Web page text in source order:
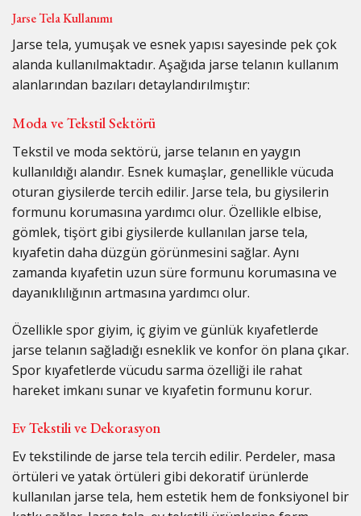
Jarse Tela Kullanımı
Jarse tela, yumuşak ve esnek yapısı sayesinde pek çok
alanda kullanılmaktadır. Aşağıda jarse telanın kullanım
alanlarından bazıları detaylandırılmıştır:
Moda ve Tekstil Sektörü
Tekstil ve moda sektörü, jarse telanın en yaygın
kullanıldığı alandır. Esnek kumaşlar, genellikle vücuda
oturan giysilerde tercih edilir. Jarse tela, bu giysilerin
formunu korumasına yardımcı olur. Özellikle elbise,
gömlek, tişört gibi giysilerde kullanılan jarse tela,
kıyafetin daha düzgün görünmesini sağlar. Aynı
zamanda kıyafetin uzun süre formunu korumasına ve
dayanıklılığının artmasına yardımcı olur.
Özellikle spor giyim, iç giyim ve günlük kıyafetlerde
jarse telanın sağladığı esneklik ve konfor ön plana çıkar.
Spor kıyafetlerde vücudu sarma özelliği ile rahat
hareket imkanı sunar ve kıyafetin formunu korur.
Ev Tekstili ve Dekorasyon
Ev tekstilinde de jarse tela tercih edilir. Perdeler, masa
örtüleri ve yatak örtüleri gibi dekoratif ürünlerde
kullanılan jarse tela, hem estetik hem de fonksiyonel bir